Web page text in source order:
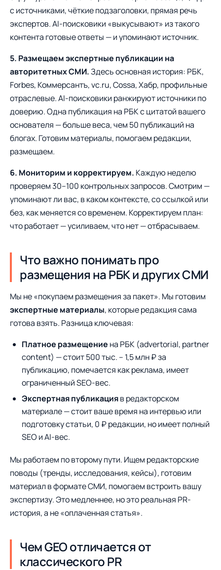
с источниками, чёткие подзаголовки, прямая речь
экспертов. AI-поисковики «выкусывают» из такого
контента готовые ответы — и упоминают источник.
5. Размещаем экспертные публикации на
авторитетных СМИ.Здесь основная история: РБК,
Forbes, Коммерсантъ, vc.ru, Cossa, Хабр, профильные
отраслевые. AI-поисковики ранжируют источники по
доверию. Одна публикация на РБК с цитатой вашего
основателя — больше веса, чем 50 публикаций на
блогах. Готовим материалы, помогаем редакции,
размещаем.
6. Мониторим и корректируем. Каждую неделю
проверяем 30–100 контрольных запросов. Смотрим —
упоминают ли вас, в каком контексте, со ссылкой или
без, как меняется со временем. Корректируем план:
что работает — усиливаем, что нет — отбрасываем.
Что важно понимать про
размещения на РБК и других СМИ
Мы не «покупаем размещения за пакет». Мы готовим
экспертные материалы, которые редакция сама
готова взять. Разница ключевая:
Платное размещение на РБК (advertorial, partner
content) — стоит 500 тыс. – 1,5 млн ₽ за
публикацию, помечается как реклама, имеет
ограниченный SEO-вес.
Экспертная публикацияв редакторском
материале — стоит ваше время на интервью или
подготовку статьи, 0 ₽ редакции, но имеет полный
SEO и AI-вес.
Мы работаем по второму пути. Ищем редакторские
поводы (тренды, исследования, кейсы), готовим
материал в формате СМИ, помогаем встроить вашу
экспертизу. Это медленнее, но это реальная PR-
история, а не «оплаченная статья».
Чем GEO отличается от
классического PR